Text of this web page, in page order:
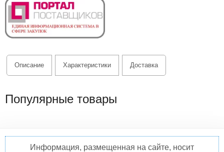
Описание Характеристики Доставка
Популярные товары
Информация, размещенная на сайте, носит